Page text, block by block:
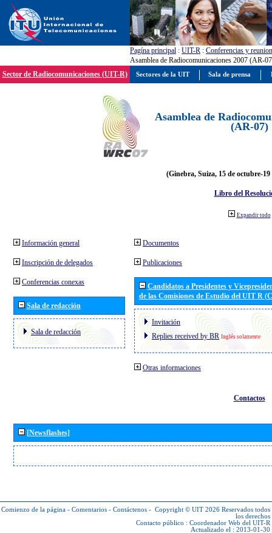
Pagína principal : UIT-R : Conferencias y
Asamblea de Radiocomunicaciones 2007 (AR-
Sector de Radiocomunicaciones (UIT-R)
Asamblea de
(AR-07)
(Ginebra, Suiza, 15 de octubre-19
Libro del
Expandir todo
Información general
Inscripción de delegados
Conferencias conexas
Sala de redacción
Sala de redacción
Documentos
Publicaciones
Candidatos a Presidentes y
de las Comisiones de Estudio del UIT R
Invitación
Replies received by BR Inglés solamente
Otras informaciones
Contactos
[Newsflashes]
Comienzo de la página - Comentarios - Contáctenos - Copyright © UIT 2026 Reservados todos
los derechos
Contacto público : Coordenador Web del UIT-R
Actualizado el : 2013-01-30
Sectores de la UIT Sala de prensa